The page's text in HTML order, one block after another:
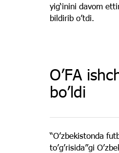
yig‘inini davom
bildirib o’tdi.
OʼFА
boʼldi
“Oʼzbekistonda
toʼgʼrisida”gi